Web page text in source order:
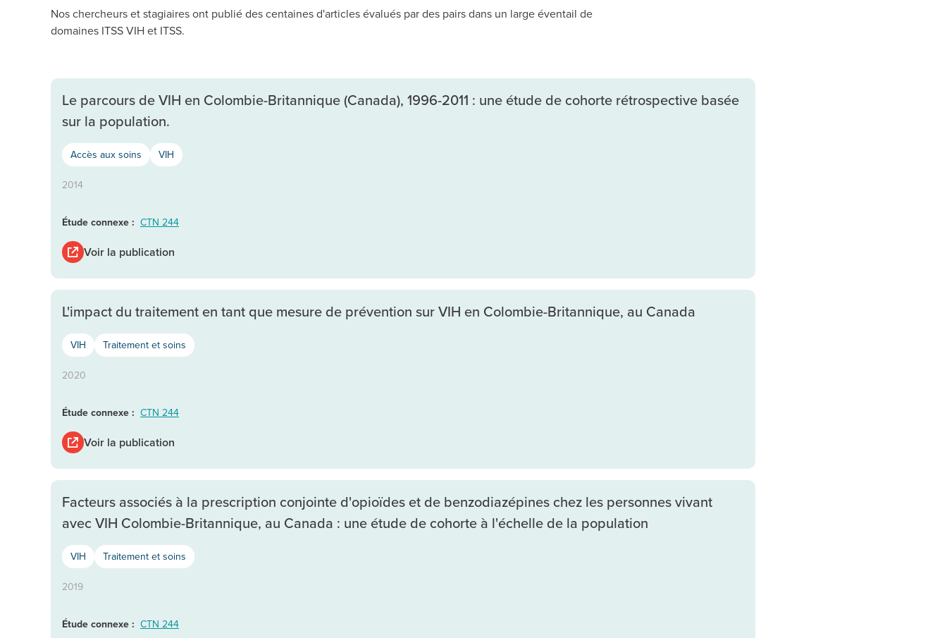
Nos chercheurs et stagiaires ont publié des centaines d'articles évalués par des pairs dans un large éventail de
domaines ITSS VIH et ITSS.
Le parcours de VIH en Colombie-Britannique (Canada), 1996-2011 : une étude de cohorte rétrospective basée
sur la population.
Accès aux soins VIH
2014
Étude connexe : CTN 244
Voir la publication
L'impact du traitement en tant que mesure de prévention sur VIH en Colombie-Britannique, au Canada
VIH Traitement et soins
2020
Étude connexe : CTN 244
Voir la publication
Facteurs associés à la prescription conjointe d'opioïdes et de benzodiazépines chez les personnes vivant
avec VIH Colombie-Britannique, au Canada : une étude de cohorte à l'échelle de la population
VIH Traitement et soins
2019
Étude connexe : CTN 244